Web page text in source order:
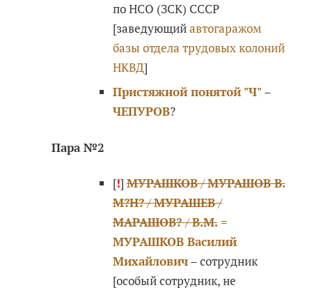
по НСО (ЗСК) СССР
[заведующийавтогаражом
базы отдела трудовых колоний
НКВД]
Пристяжной понятой "Ч" –
ЧЕПУРОВ?
Пара №2
[!]МУРАШКОВ/МУРАШОВ В.
М?Н?/МУРАШЕВ/
МАРАШОВ?/В.М.=
МУРАШКОВ Василий
Михайлович– сотрудник
[особый сотрудник, не